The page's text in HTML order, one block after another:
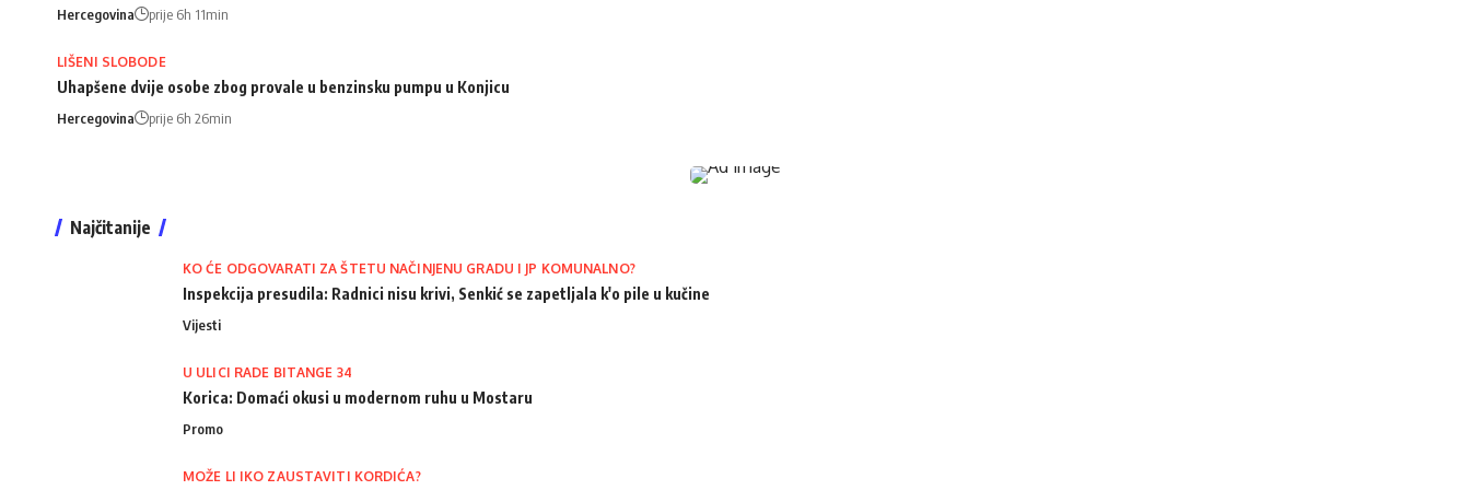
Hercegovina prije 6h 11min
LIŠENI SLOBODE
Uhapšene dvije osobe zbog provale u benzinsku pumpu u Konjicu
Hercegovina prije 6h 26min
Najčitanije
KO ĆE ODGOVARATI ZA ŠTETU NAČINJENU GRADU I JP KOMUNALNO?
Inspekcija presudila: Radnici nisu krivi, Senkić se zapetljala k'o pile u kučine
Vijesti
U ULICI RADE BITANGE 34
Korica: Domaći okusi u modernom ruhu u Mostaru
Promo
MOŽE LI IKO ZAUSTAVITI KORDIĆA?